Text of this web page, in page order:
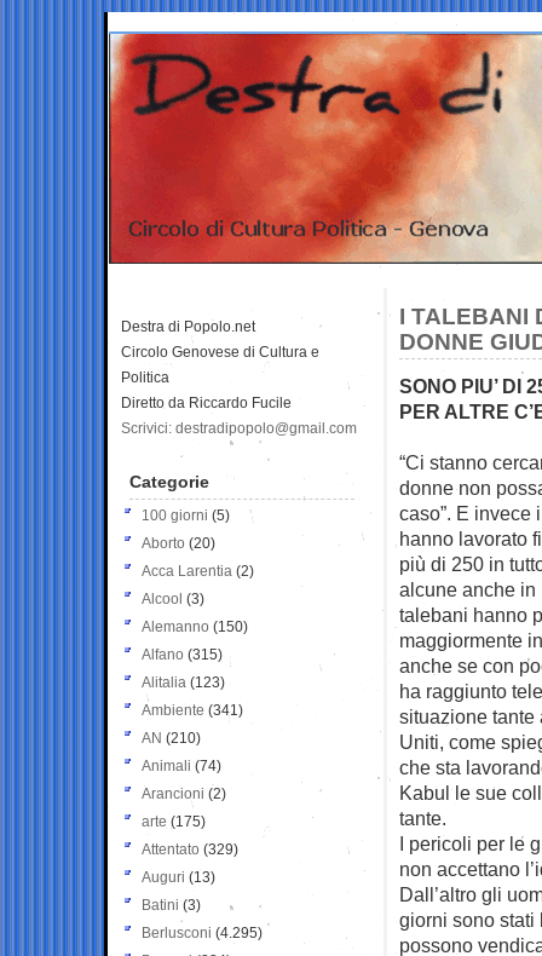
I TALEBANI
DONNE
SONO PIU’ DI
PER ALTRE
“Ci stanno
donnenon
caso”. E invece
hanno lavorato
più di 250 in
alcune anche in
talebani hanno
maggiormente
anche se con
ha raggiunto
situazione tante
Uniti, come
che sta
Kabul le sue
tante.
I pericoli per le
non accettano
Dall’altro gli
giorni sono stati
possono
Destra di Popolo.net
Circolo Genovese di Cultura e
Politica
Diretto da Riccardo Fucile
Scrivici: destradipopolo@gmail.com
Categorie
100 giorni (5)
Aborto (20)
Acca Larentia (2)
Alcool (3)
Alemanno (150)
Alfano (315)
Alitalia (123)
Ambiente (341)
AN (210)
Animali (74)
Arancioni (2)
arte (175)
Attentato (329)
Auguri (13)
Batini (3)
Berlusconi (4.295)